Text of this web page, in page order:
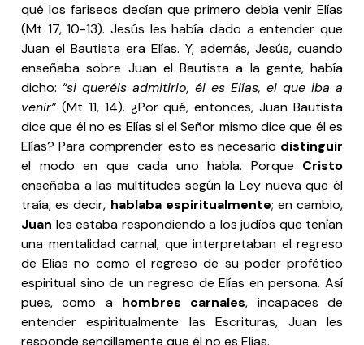
qué los fariseos decían que primero debía venir Elías
(Mt 17, 10-13). Jesús les había dado a entender que
Juan el Bautista era Elías. Y, además, Jesús, cuando
enseñaba sobre Juan el Bautista a la gente, había
dicho: “si queréis admitirlo, él es Elías, el que iba a
venir”(Mt 11, 14). ¿Por qué, entonces, Juan Bautista
dice que él no es Elías si el Señor mismo dice que él es
Elías? Para comprender esto es necesario distinguir
el modo en que cada uno habla. Porque Cristo
enseñaba a las multitudes según la Ley nueva que él
traía, es decir, hablaba espiritualmente; en cambio,
Juan les estaba respondiendo a los judíos que tenían
una mentalidad carnal, que interpretaban el regreso
de Elías no como el regreso de su poder profético
espiritual sino de un regreso de Elías en persona. Así
pues, como a hombres carnales, incapaces de
entender espiritualmente las Escrituras, Juan les